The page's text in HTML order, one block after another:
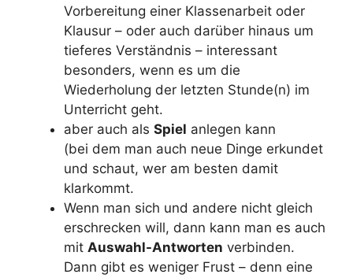
Vorbereitung einer Klassenarbeit oder
Klausur – oder auch darüber hinaus um
tieferes Verständnis – interessant
besonders, wenn es um die
Wiederholung der letzten Stunde(n) im
Unterricht geht.
aber auch als Spiel anlegen kann
(bei dem man auch neue Dinge erkundet
und schaut, wer am besten damit
klarkommt.
Wenn man sich und andere nicht gleich
erschrecken will, dann kann man es auch
mit Auswahl-Antworten verbinden.
Dann gibt es weniger Frust – denn eine